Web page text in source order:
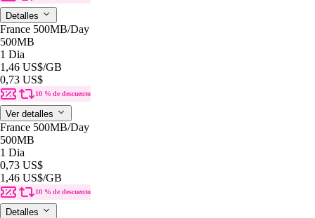
Detalles
France 500MB/Day
500MB
1 Dia
1,46 US$/GB
0,73 US$
10 % de descuento
Ver detalles
France 500MB/Day
500MB
1 Dia
0,73 US$
1,46 US$/GB
10 % de descuento
Detalles